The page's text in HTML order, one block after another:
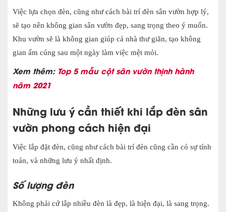
Việc lựa chọn đèn, cũng như cách bài trí đèn sân vườn hợp lý,
sẽ tạo nên không gian sân vườn đẹp, sang trọng theo ý muốn.
Khu vườn sẽ là không gian giúp cả nhà thư giãn, tạo không
gian ấm cúng sau một ngày làm việc mệt mỏi.
Xem thêm:Top 5 mẫu cột sân vườn thịnh hành
năm 2021
Những lưu ý cần thiết khi lắp đèn sân
vườn phong cách hiện đại
Việc lắp đặt đèn, cũng như cách bài trí đèn cũng cần có sự tính
toán, và những lưu ý nhất định.
Số lượng đèn
Không phải cứ lắp nhiều đèn là đẹp, là hiện đại, là sang trọng.